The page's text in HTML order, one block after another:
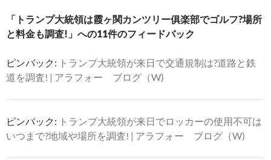
ー
シ
ン
「トランプ大統領は霞ヶ関カンツリー俱楽部でゴルフ?場所
と料金も調査!」への11件のフィードバック
ピンバック: トランプ大統領が来日で交通規制は?道路と鉄
道を調査! | アラフォー ブログ（W)
ピンバック: トランプ大統領が来日でロッカーの使用不可は
いつまで?地域や場所を調査! | アラフォー ブログ（W)